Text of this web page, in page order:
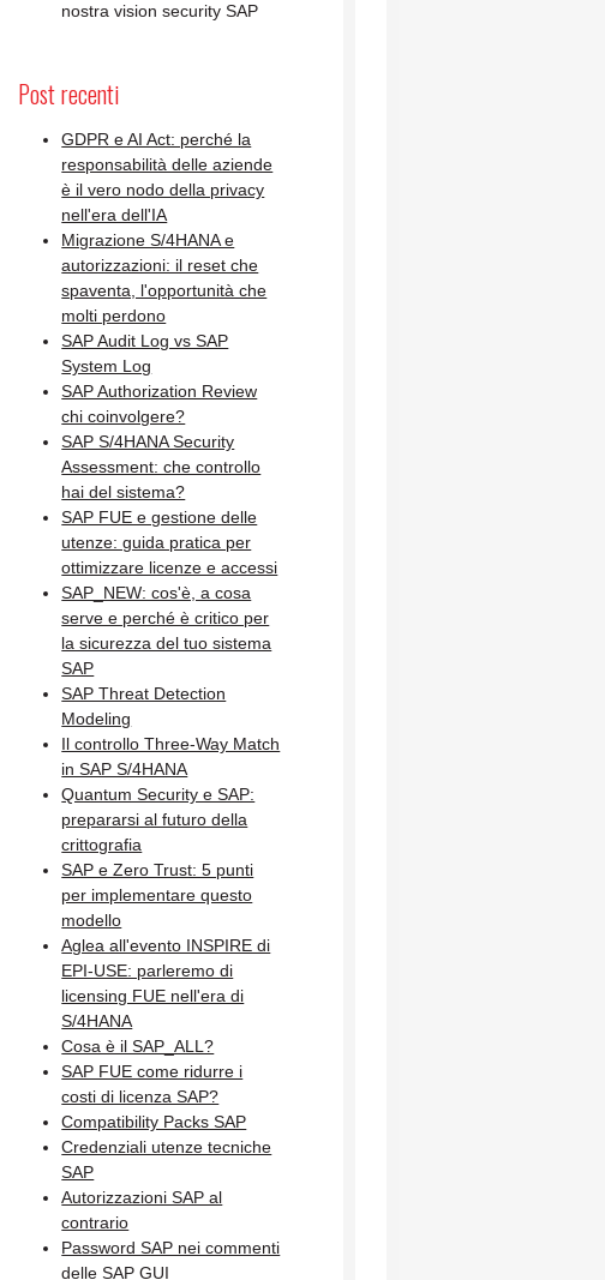
nostra vision security SAP
Post recenti
GDPR e AI Act: perché la
responsabilità delle aziende
è il vero nodo della privacy
nell'era dell'IA
Migrazione S/4HANA e
autorizzazioni: il reset che
spaventa, l'opportunità che
molti perdono
SAP Audit Log vs SAP
System Log
SAP Authorization Review
chi coinvolgere?
SAP S/4HANA Security
Assessment: che controllo
hai del sistema?
SAP FUE e gestione delle
utenze: guida pratica per
ottimizzare licenze e accessi
SAP_NEW: cos'è, a cosa
serve e perché è critico per
la sicurezza del tuo sistema
SAP
SAP Threat Detection
Modeling
Il controllo Three-Way Match
in SAP S/4HANA
Quantum Security e SAP:
prepararsi al futuro della
crittografia
SAP e Zero Trust: 5 punti
per implementare questo
modello
Aglea all'evento INSPIRE di
EPI-USE: parleremo di
licensing FUE nell'era di
S/4HANA
Cosa è il SAP_ALL?
SAP FUE come ridurre i
costi di licenza SAP?
Compatibility Packs SAP
Credenziali utenze tecniche
SAP
Autorizzazioni SAP al
contrario
Password SAP nei commenti
delle SAP GUI